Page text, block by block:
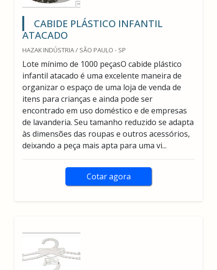
CABIDE PLÁSTICO INFANTIL
ATACADO
HAZAK INDÚSTRIA / SÃO PAULO - SP
Lote mínimo de 1000 peçasO cabide plástico
infantil atacado é uma excelente maneira de
organizar o espaço de uma loja de venda de
itens para crianças e ainda pode ser
encontrado em uso doméstico e de empresas
de lavanderia. Seu tamanho reduzido se adapta
às dimensões das roupas e outros acessórios,
deixando a peça mais apta para uma vi...
Cotar agora